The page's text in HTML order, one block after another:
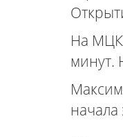
На МЦК
минут.